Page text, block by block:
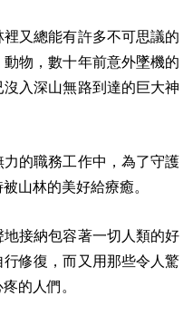
又總能有許多不可思議的
物，數十年前意外墜機的
入深山無路到達的巨大神
的職務工作中，為了守護
山林的美好給療癒。
接納包容著一切人類的好
修復，而又用那些令人驚
的人們。